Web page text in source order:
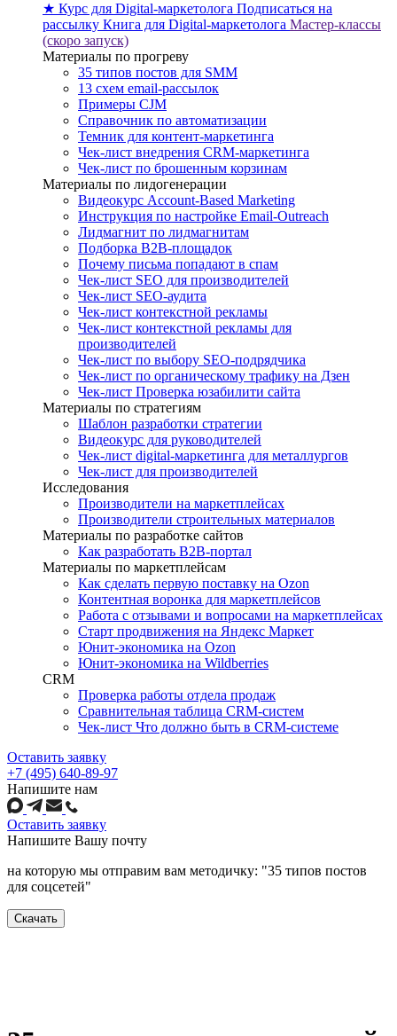
★ Курс для Digital-маркетолога Подписаться на
рассылку Книга для Digital-маркетолога Мастер-классы
(скоро запуск)
Материалы по прогреву
35 типов постов для SMM
13 схем email-рассылок
Примеры CJM
Справочник по автоматизации
Темник для контент-маркетинга
Чек-лист внедрения CRM-маркетинга
Чек-лист по брошенным корзинам
Материалы по лидогенерации
Видеокурс Account-Based Marketing
Инструкция по настройке Email-Outreach
Лидмагнит по лидмагнитам
Подборка B2B-площадок
Почему письма попадают в спам
Чек-лист SEO для производителей
Чек-лист SEO-аудита
Чек-лист контекстной рекламы
Чек-лист контекстной рекламы для
производителей
Чек-лист по выбору SEO-подрядчика
Чек-лист по органическому трафику на Дзен
Чек-лист Проверка юзабилити сайта
Материалы по стратегиям
Шаблон разработки стратегии
Видеокурс для руководителей
Чек-лист digital-маркетинга для металлургов
Чек-лист для производителей
Исследования
Производители на маркетплейсах
Производители строительных материалов
Материалы по разработке сайтов
Как разработать B2B-портал
Материалы по маркетплейсам
Как сделать первую поставку на Ozon
Контентная воронка для маркетплейсов
Работа с отзывами и вопросами на маркетплейсах
Старт продвижения на Яндекс Маркет
Юнит-экономика на Ozon
Юнит-экономика на Wildberries
CRM
Проверка работы отдела продаж
Сравнительная таблица CRM-систем
Чек-лист Что должно быть в CRM-системе
Оставить заявку
+7 (495) 640-89-97
Напишите нам
Оставить заявку
Напишите Вашу почту
на которую мы отправим вам методичку: "35 типов постов
для соцсетей"
Скачать